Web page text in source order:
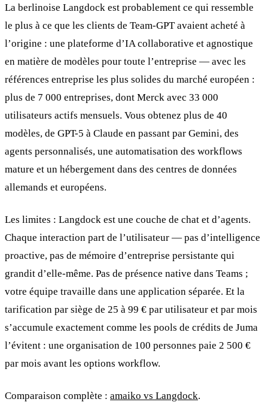
La berlinoise Langdock est probablement ce qui ressemble
le plus à ce que les clients de Team-GPT avaient acheté à
l’origine : une plateforme d’IA collaborative et agnostique
en matière de modèles pour toute l’entreprise — avec les
références entreprise les plus solides du marché européen :
plus de 7 000 entreprises, dont Merck avec 33 000
utilisateurs actifs mensuels. Vous obtenez plus de 40
modèles, de GPT-5 à Claude en passant par Gemini, des
agents personnalisés, une automatisation des workflows
mature et un hébergement dans des centres de données
allemands et européens.
Les limites : Langdock est une couche de chat et d’agents.
Chaque interaction part de l’utilisateur — pas d’intelligence
proactive, pas de mémoire d’entreprise persistante qui
grandit d’elle-même. Pas de présence native dans Teams ;
votre équipe travaille dans une application séparée. Et la
tarification par siège de 25 à 99 € par utilisateur et par mois
s’accumule exactement comme les pools de crédits de Juma
l’évitent : une organisation de 100 personnes paie 2 500 €
par mois avant les options workflow.
Comparaison complète : amaiko vs Langdock.